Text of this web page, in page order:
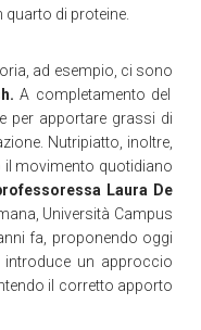
di proteine.
ad esempio, ci sono
A completamento del
per apportare grassi di
Nutripiatto, inoltre,
il movimento quotidiano
Laura De
Università Campus
fa, proponendo oggi
un approccio
il corretto apporto